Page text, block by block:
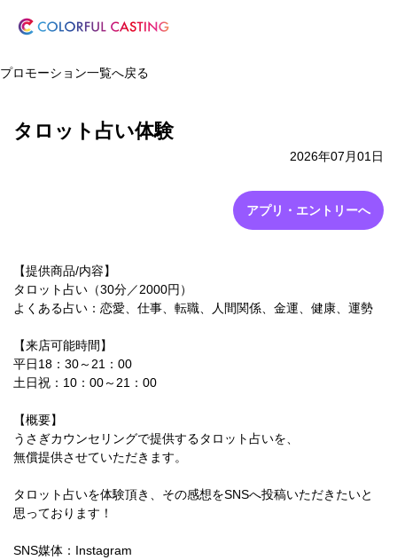
プロモーション一覧へ戻る
タロット占い体験
2026年07月01日
アプリ・エントリーへ
【提供商品/内容】
タロット占い（30分／2000円）
よくある占い：恋愛、仕事、転職、人間関係、金運、健康、運勢
【来店可能時間】
平日18：30～21：00
土日祝：10：00～21：00
【概要】
うさぎカウンセリングで提供するタロット占いを、
無償提供させていただきます。
タロット占いを体験頂き、その感想をSNSへ投稿いただきたいと
思っております！
SNS媒体：Instagram